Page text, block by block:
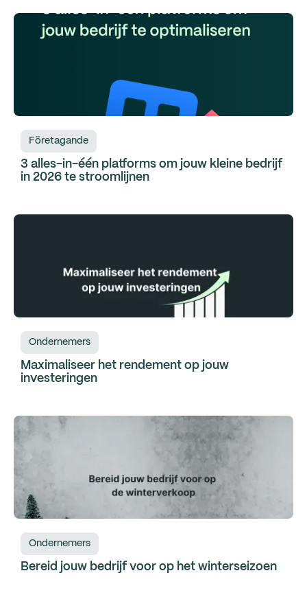
Företagande
3 alles-in-één platforms om jouw kleine bedrijf
in 2026 te stroomlijnen
Ondernemers
Maximaliseer het rendement op jouw
investeringen
Ondernemers
Bereid jouw bedrijf voor op het winterseizoen